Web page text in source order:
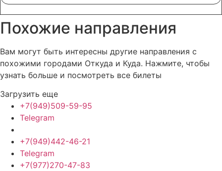
Похожие направления
Вам могут быть интересны другие направления с
похожими городами Откуда и Куда. Нажмите, чтобы
узнать больше и посмотреть все билеты
Загрузить еще
+7(949)509-59-95
Telegram
+7(949)442-46-21
Telegram
+7(977)270-47-83